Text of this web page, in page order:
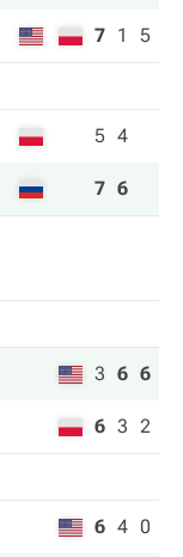
7 1 5
5 4
7 6
3 6 6
6 3 2
6 4 0